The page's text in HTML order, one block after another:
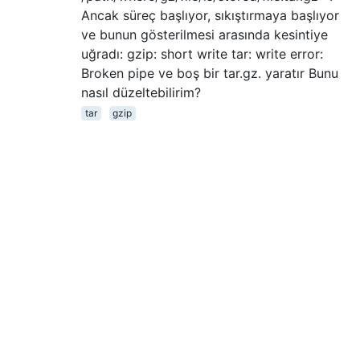
Ancak süreç başlıyor, sıkıştırmaya başlıyor
ve bunun gösterilmesi arasında kesintiye
uğradı: gzip: short write tar: write error:
Broken pipe ve boş bir tar.gz. yaratır Bunu
nasıl düzeltebilirim?
tar gzip